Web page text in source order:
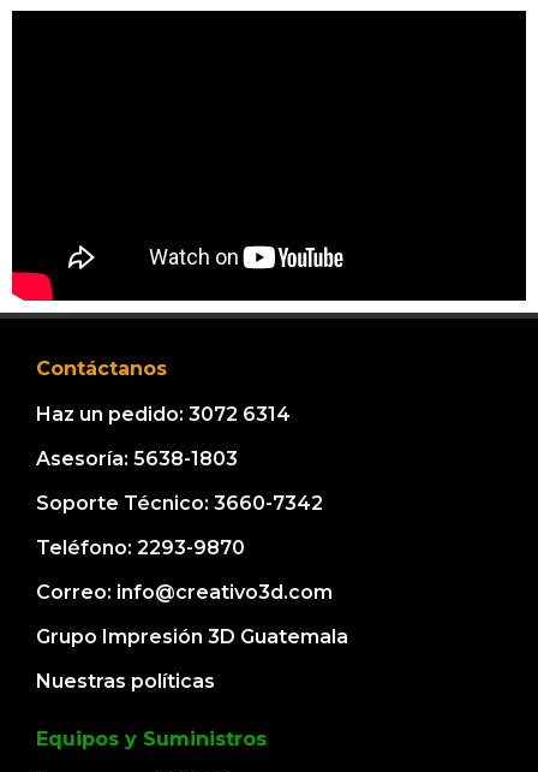
Contáctanos
Haz un pedido: 3072 6314
Asesoría: 5638-1803
Soporte Técnico: 3660-7342
Teléfono: 2293-9870
Correo: info@creativo3d.com
Grupo Impresión 3D Guatemala
Nuestras políticas
Equipos y Suministros